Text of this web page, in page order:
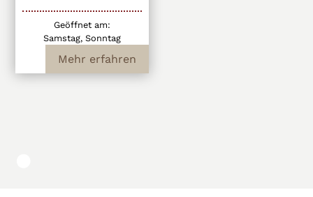
Geöffnet am:
Samstag, Sonntag
Mehr erfahren